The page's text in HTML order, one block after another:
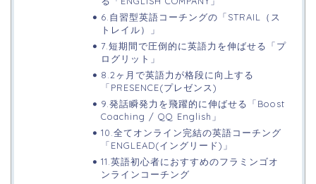
6.自習型英語コーチングの「STRAIL（ス
トレイル）」
7.短期間で圧倒的に英語力を伸ばせる「プ
ログリット」
8.2ヶ月で英語力が格段に向上する
「PRESENCE(プレゼンス)
9.発話瞬発力を飛躍的に伸ばせる「Boost
Coaching / QQ English」
10.全てオンライン完結の英語コーチング
「ENGLEAD(イングリード)」
11.英語初心者におすすめのフラミンゴオ
ンラインコーチング